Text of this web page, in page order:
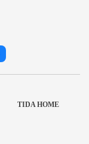
TIDA HOME